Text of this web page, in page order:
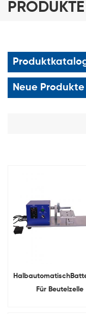
PRODUKTE
Neue Produkte
Für Beutelzelle